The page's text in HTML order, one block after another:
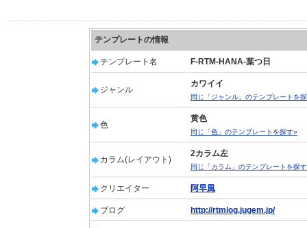
テンプレートの情報
テンプレート名 F-RTM-HANA-葉つ日
ジャンル
カワイイ
同じ「ジャンル」のテンプレートを
色
黄色
同じ「色」のテンプレートを探す»
カラム(レイアウト)
2カラム左
同じ「カラム」のテンプレートを探
クリエイター 阿早風
ブログ http://rtmlog.jugem.jp/